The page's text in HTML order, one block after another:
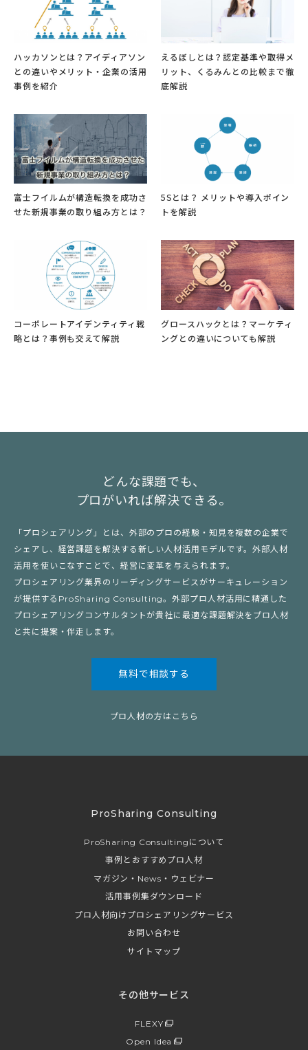
ハッカソンとは？アイディアソン
との違いやメリット・企業の活用
事例を紹介
えるぼしとは？認定基準や取得メ
リット、くるみんとの比較まで徹
底解説
富士フイルムが構造転換を成功さ
せた新規事業の取り組み方とは？
5Sとは？ メリットや導入ポイン
トを解説
コーポレートアイデンティティ戦
略とは？事例も交えて解説
グロースハックとは？マーケティ
ングとの違いについても解説
どんな課題でも、
プロがいれば解決できる。
「プロシェアリング」とは、外部のプロの経験・知見を複数の企業で
シェアし、経営課題を解決する新しい人材活用モデルです。外部人材
活用を使いこなすことで、経営に変革を与えられます。
プロシェアリング業界のリーディングサービスがサーキュレーション
が提供するProSharing Consulting。外部プロ人材活用に精通した
プロシェアリングコンサルタントが貴社に最適な課題解決をプロ人材
と共に提案・伴走します。
無料で相談する
プロ人材の方はこちら
ProSharing Consulting
ProSharing Consultingについて
事例とおすすめプロ人材
マガジン・News・ウェビナー
活用事例集ダウンロード
プロ人材向けプロシェアリングサービス
お問い合わせ
サイトマップ
その他サービス
FLEXY
Open Idea